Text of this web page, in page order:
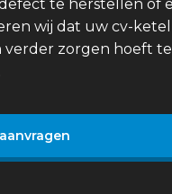
te herstellen of
wij dat uw cv-ketel
zorgen hoeft